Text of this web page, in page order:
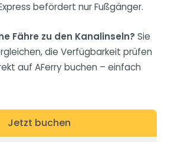
befördert nur Fußgänger.
Fähre zu den Kanalinseln? Sie
die Verfügbarkeit prüfen
auf AFerry buchen – einfach
Jetzt buchen